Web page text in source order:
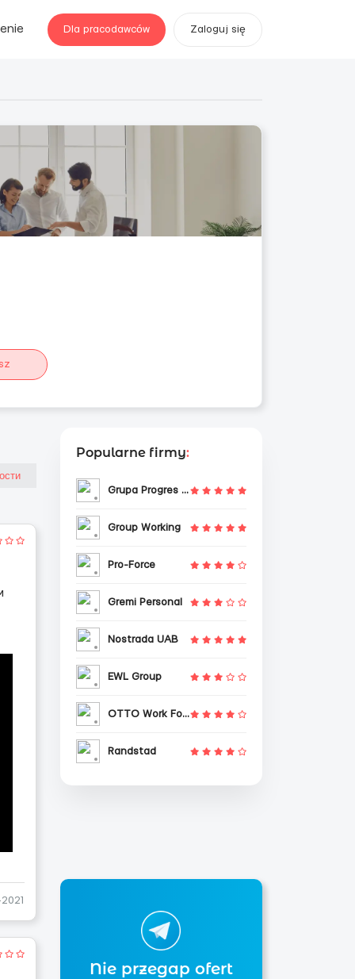
Dla pracodawców Zaloguj się
Popularne firmy:
Grupa Progres Sp. z o.o.
Group Working
Pro-Force
Gremi Personal
Nostrada UAB
EWL Group
OTTO Work Force
Randstad
Nie przegap ofert